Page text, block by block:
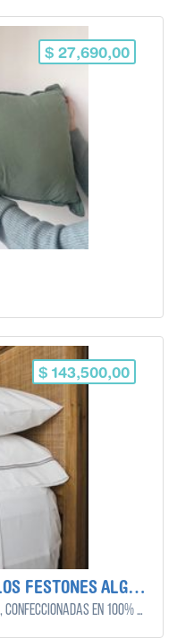
$ 27,690,00
$ 143,500,00
JUEGO DE SÁBANAS 230 HILOS FESTONES ALGODON EGIPCIO
Home Collection Sábana de 230 Hilos, confeccionadas en 100% algodón egipcio. Sábana ajustable , Sábana plana y dos fundas de almohadas. Diseño liso, con 2 festones en sábana plana y fundas de almohada a contratono.